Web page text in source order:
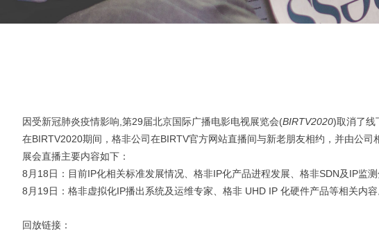
因受新冠肺炎疫情影响,第29届北京国际广播电影电视展览会(BIRTV2020)取消了线
在BIRTV2020期间，格非公司在BIRTV官方网站直播间与新老朋友相约，并由公司
展会直播主要内容如下：
8月18日：目前IP化相关标准发展情况、格非IP化产品进程发展、格非SDN及IP监测
8月19日：格非虚拟化IP播出系统及运维专家、格非 UHD IP 化硬件产品等相关内容
回放链接：